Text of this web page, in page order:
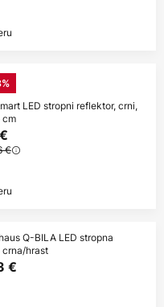
LED stropni reflektor, crni,
cm
€
Q-BILA LED stropna
hrast
€